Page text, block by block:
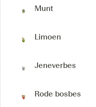
Munt
Limoen
Jeneverbes
Rode bosbes